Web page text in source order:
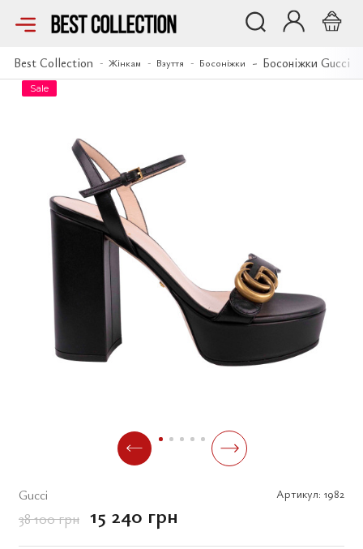
Best Collection Жінкам Взуття Босоніжки Босоніжки Gucci
Босоніжки Gucci
Sale
Gucci Артикул: 1982
38 100 грн 15 240 грн